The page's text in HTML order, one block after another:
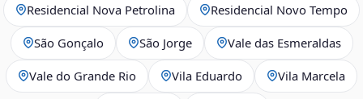
Residencial Nova Petrolina Residencial Novo Tempo
São Gonçalo São Jorge Vale das Esmeraldas
Vale do Grande Rio Vila Eduardo Vila Marcela